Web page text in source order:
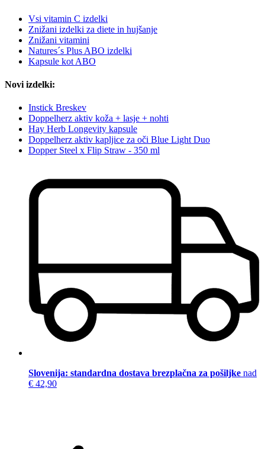
Vsi vitamin C izdelki
Znižani izdelki za diete in hujšanje
Znižani vitamini
Natures´s Plus ABO izdelki
Kapsule kot ABO
Novi izdelki:
Instick Breskev
Doppelherz aktiv koža + lasje + nohti
Hay Herb Longevity kapsule
Doppelherz aktiv kapljice za oči Blue Light Duo
Dopper Steel x Flip Straw - 350 ml
Slovenija: standardna dostava brezplačna za pošiljke nad
€ 42,90